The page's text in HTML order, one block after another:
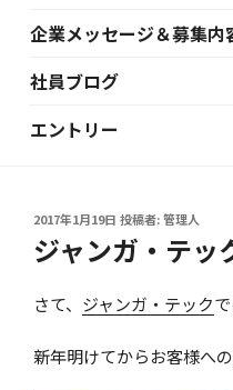
企業メッセージ＆募集内
社員ブログ
エントリー
投
稿
日:
2017年1月19日 投稿者:管理人
ジャンガ・テッ
さて、 ジャンガ・テック
新年明けてからお客様へ